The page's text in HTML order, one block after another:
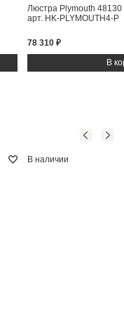
Люстра Plymouth 48130
арт. HK-PLYMOUTH4-P
78 310 ₽
В наличии